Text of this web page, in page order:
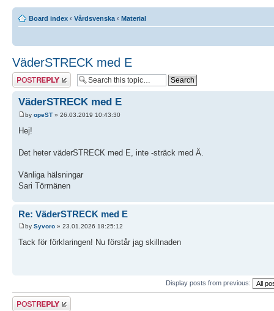
Board index ‹ Vårdsvenska ‹ Material
VäderSTRECK med E
Post a reply
VäderSTRECK med E
by opeST » 26.03.2019 10:43:30
Hej!
Det heter väderSTRECK med E, inte -sträck med Ä.
Vänliga hälsningar
Sari Törmänen
Re: VäderSTRECK med E
by Syvoro » 23.01.2026 18:25:12
Tack för förklaringen! Nu förstår jag skillnaden
Display posts from previous:
Post a reply